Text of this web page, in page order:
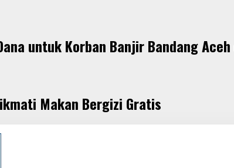
untuk Korban Banjir Bandang
Makan Bergizi Gratis